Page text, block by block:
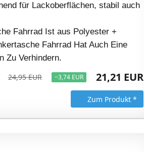
für Lackoberflächen, stabil auch
Fahrrad Ist aus Polyester +
Fahrrad Hat Auch Eine
Zu Verhindern.
24,95 EUR −3,74 EUR 21,21 EUR
Zum Produkt *